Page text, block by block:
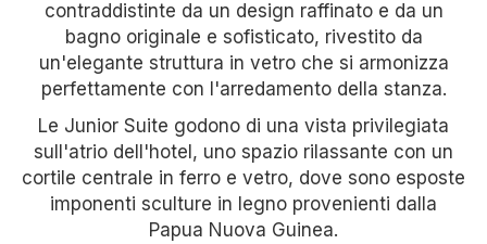
contraddistinte da un design raffinato e da un
bagno originale e sofisticato, rivestito da
un'elegante struttura in vetro che si armonizza
perfettamente con l'arredamento della stanza.
Le Junior Suite godono di una vista privilegiata
sull'atrio dell'hotel, uno spazio rilassante con un
cortile centrale in ferro e vetro, dove sono esposte
imponenti sculture in legno provenienti dalla
Papua Nuova Guinea.